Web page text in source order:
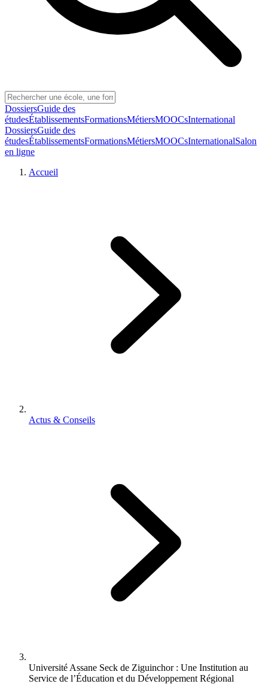
DossiersGuide des
étudesÉtablissementsFormationsMétiersMOOCsInternational
DossiersGuide des
étudesÉtablissementsFormationsMétiersMOOCsInternationalSalon
en ligne
Accueil
Actus & Conseils
Université Assane Seck de Ziguinchor : Une Institution au
Service de l’Éducation et du Développement Régional